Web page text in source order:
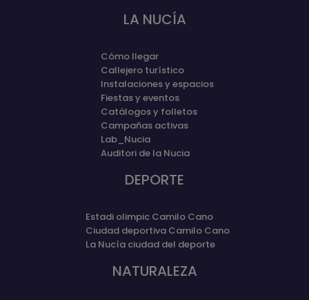
LA NUCÍA
Cómo llegar
Callejero turístico
Instalaciones y espacios
Fiestas y eventos
Catálogos y folletos
Campañas activas
Lab_Nucia
Auditori de la Nucia
DEPORTE
Estadi olimpic Camilo Cano
Ciudad deportiva Camilo Cano
La Nucía ciudad del deporte
NATURALEZA